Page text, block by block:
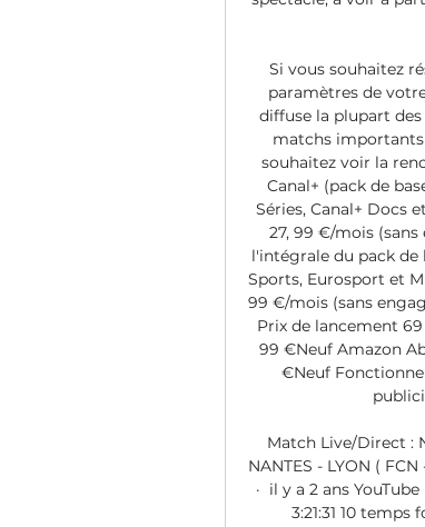
Si vous souhaitez
paramètres de
diffuse la plupart
matchs importants
souhaitez voir la
Canal+ (pack de
Séries, Canal+ Docs
27, 99 €/mois (sans
l'intégrale du pack de
Sports, Eurosport et
99 €/mois (sans
Prix de lancement
99 €Neuf Amazon
€Neuf
Match Live/Direct :
NANTES - LYON ( FCN
·  il y a 2 ans YouTube
3:21:31 10